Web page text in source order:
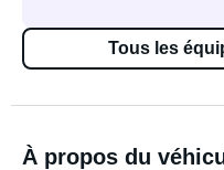
Tous les
À propos du